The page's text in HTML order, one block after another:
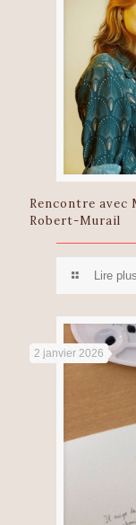
Rencontre avec
Robert-Murail
Lire
2 janvier 2026